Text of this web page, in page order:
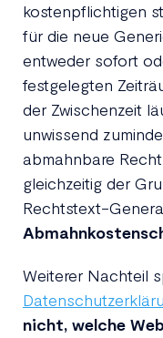
kostenpflichtigen
für die neue
entweder sofort
festgelegten
der Zwischenzeit
unwissend
abmahnbare
gleichzeitig der
Rechtstext-
Weiterer Nachteil
nicht, welche